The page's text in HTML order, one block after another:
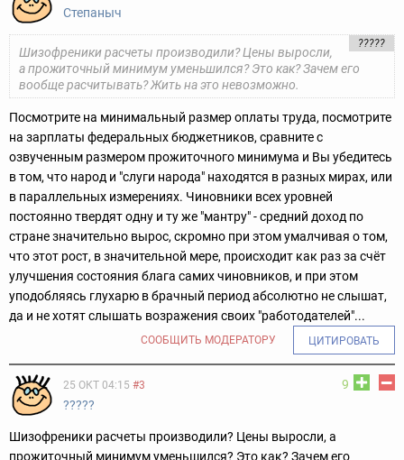
Степаныч
?????
Шизофреники расчеты производили? Цены выросли,
а прожиточный минимум уменьшился? Это как? Зачем его
вообще расчитывать? Жить на это невозможно.
Посмотрите на минимальный размер оплаты труда, посмотрите
на зарплаты федеральных бюджетников, сравните с
озвученным размером прожиточного минимума и Вы убедитесь
в том, что народ и "слуги народа" находятся в разных мирах, или
в параллельных измерениях. Чиновники всех уровней
постоянно твердят одну и ту же "мантру" - средний доход по
стране значительно вырос, скромно при этом умалчивая о том,
что этот рост, в значительной мере, происходит как раз за счёт
улучшения состояния блага самих чиновников, и при этом
уподобляясь глухарю в брачный период абсолютно не слышат,
да и не хотят слышать возражения своих "работодателей"...
СООБЩИТЬ МОДЕРАТОРУ ЦИТИРОВАТЬ
9
25 ОКТ 04:15 #3
?????
Шизофреники расчеты производили? Цены выросли, а
прожиточный минимум уменьшился? Это как? Зачем его